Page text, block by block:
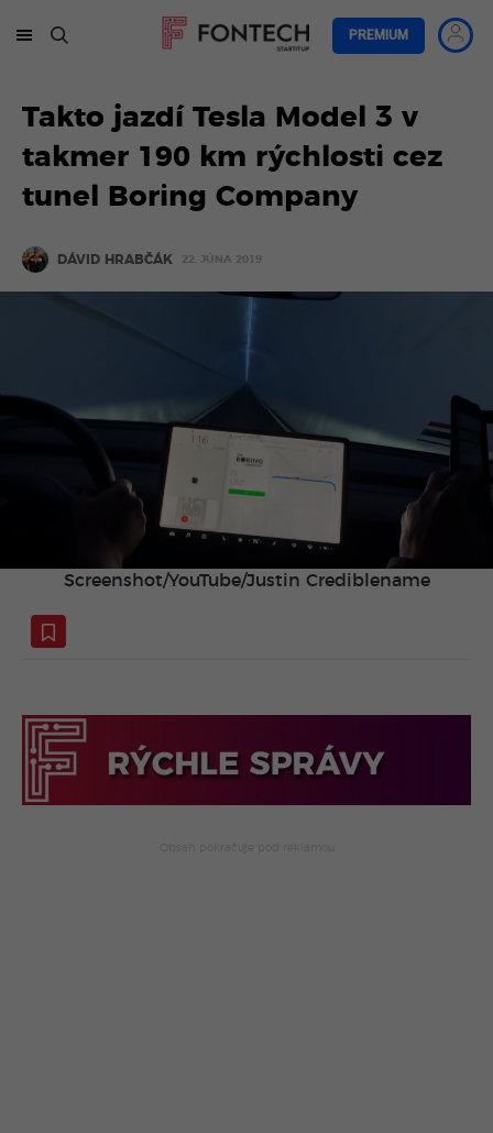
PREMIUM
Takto jazdí Tesla Model 3 v
takmer 190 km rýchlosti cez
tunel Boring Company
DÁVID HRABČÁK 22. JÚNA 2019
Screenshot/YouTube/Justin Crediblename